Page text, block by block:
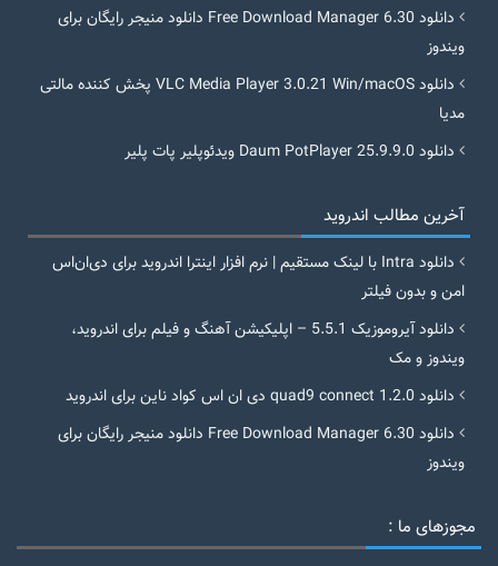
دانلود Free Download Manager 6.30 دانلود منیجر رایگان برای
ویندوز
دانلود VLC Media Player 3.0.21 Win/macOS پخش کننده مالتی
مدیا
دانلود Daum PotPlayer 25.9.9.0 ویدئوپلیر پات پلیر
آخرین مطالب اندروید
دانلود Intra با لینک مستقیم | نرم افزار اینترا اندروید برای دی‌ان‌اس
امن و بدون فیلتر
دانلود آیروموزیک 5.5.1 – اپلیکیشن آهنگ و فیلم برای اندروید،
ویندوز و مک
دانلود quad9 connect 1.2.0 دی ان اس کواد ناین برای اندروید
دانلود Free Download Manager 6.30 دانلود منیجر رایگان برای
ویندوز
مجوزهای ما :